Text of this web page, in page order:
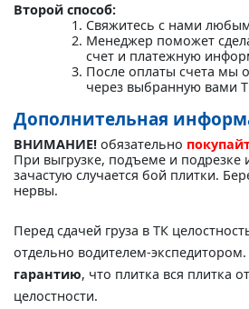
Второй способ:
Свяжитесь с нами
Менеджер поможет
счет и платежную
После оплаты счета мы
через выбранную вами
Дополнительная
ВНИМАНИЕ! обязательно
При выгрузке, подъеме и подрезке
зачастую случается бой плитки.
нервы.
Перед сдачей груза в ТК
отдельно водителем-экспедитором.
гарантию, что плитка вся плитка
целостности.